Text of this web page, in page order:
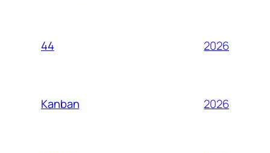
44 2026
Kanban 2026